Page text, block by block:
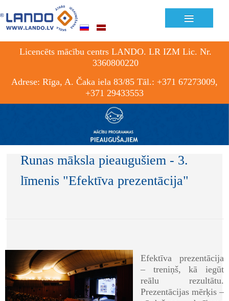
≡
Licencēts mācību centrs LANDO. LR IZM Lic. Nr.
3360800220
Adrese: Rīga, A. Čaka iela 83/85 Tāl.: +371 67273009,
+371 29433553
Runas māksla pieaugušiem - 3.
līmenis "Efektīva prezentācija"
Efektīva prezentācija
– treniņš, kā iegūt
reālu rezultātu.
Prezentācijas mērķis –